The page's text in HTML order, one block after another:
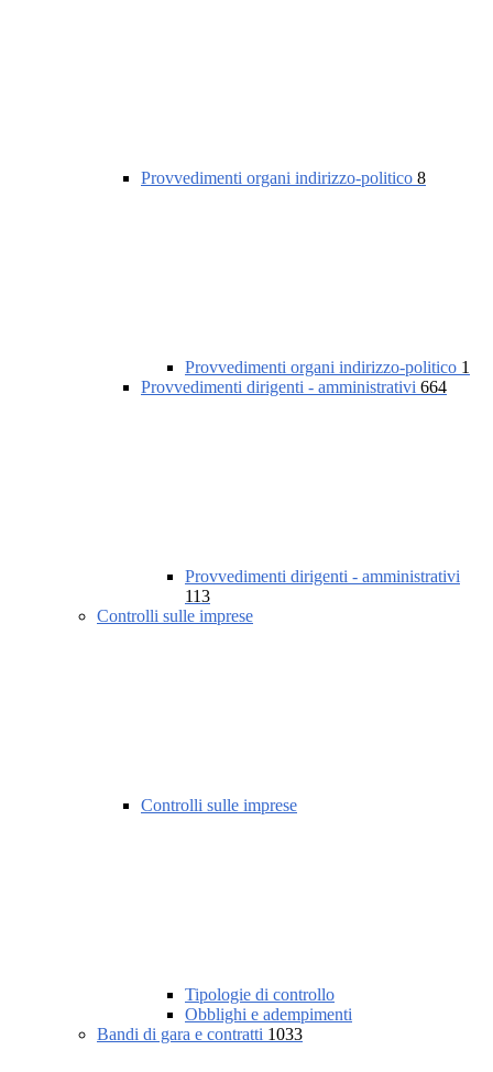
Provvedimenti organi indirizzo-politico 8
Provvedimenti organi indirizzo-politico 1
Provvedimenti dirigenti - amministrativi 664
Provvedimenti dirigenti - amministrativi
113
Controlli sulle imprese
Controlli sulle imprese
Tipologie di controllo
Obblighi e adempimenti
Bandi di gara e contratti 1033